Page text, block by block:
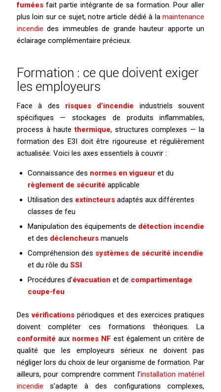
fuméesfait partie intégrante de sa formation. Pour aller
plus loin sur ce sujet, notre article dédié à lamaintenance
incendie des immeubles de grande hauteur apporte un
éclairage complémentaire précieux.
Formation : ce que doivent exiger
les employeurs
Face à des risques d’incendie industriels souvent
spécifiques — stockages de produits inflammables,
process à hautethermique, structures complexes — la
formation des E3I doit être rigoureuse et régulièrement
actualisée. Voici les axes essentiels à couvrir :
Connaissance des normes en vigueuret du
règlement de sécurité applicable
Utilisation des extincteursadaptés aux différentes
classes de feu
Manipulation des équipements de détection incendie
et des déclencheursmanuels
Compréhension des systèmes de sécurité incendie
et du rôle du SSI
Procédures d’évacuation et de compartimentage
coupe-feu
Desvérificationspériodiques et des exercices pratiques
doivent compléter ces formations théoriques. La
conformité aux normes NF est également un critère de
qualité que les employeurs sérieux ne doivent pas
négliger lors du choix de leur organisme de formation. Par
ailleurs, pour comprendre comment l’installation matériel
incendie s’adapte à des configurations complexes,